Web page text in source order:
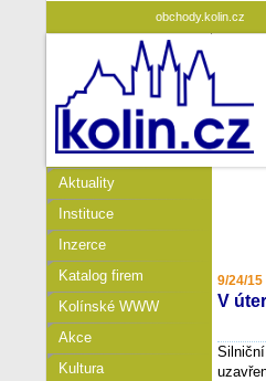
obchody.kolin.cz
Aktuality
Instituce
Inzerce
Katalog firem
Kolínské WWW
Akce
Kultura
9/24/15
V